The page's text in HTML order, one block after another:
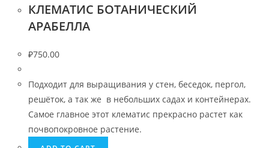
КЛЕМАТИС БОТАНИЧЕСКИЙ
АРАБЕЛЛА
₽750.00
Подходит для выращивания у стен, беседок, пергол,
решёток, а так же в небольших садах и контейнерах.
Самое главное этот клематис прекрасно растет как
почвопокровное растение.